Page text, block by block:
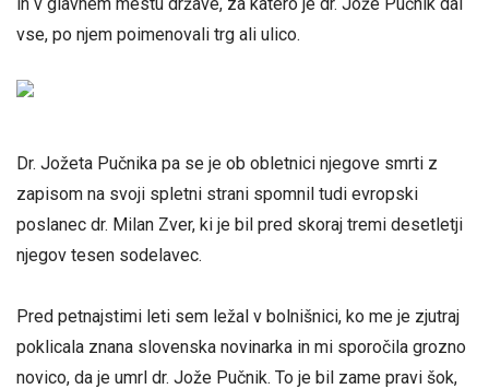
vse, po njem poimenovali trg ali ulico.
Dr. Jožeta Pučnika pa se je ob obletnici njegove smrti z
zapisom na svoji spletni strani spomnil tudi evropski
poslanec dr. Milan Zver, ki je bil pred skoraj tremi desetletji
njegov tesen sodelavec.
Pred petnajstimi leti sem ležal v bolnišnici, ko me je zjutraj
poklicala znana slovenska novinarka in mi sporočila grozno
novico, da je umrl dr. Jože Pučnik. To je bil zame pravi šok,